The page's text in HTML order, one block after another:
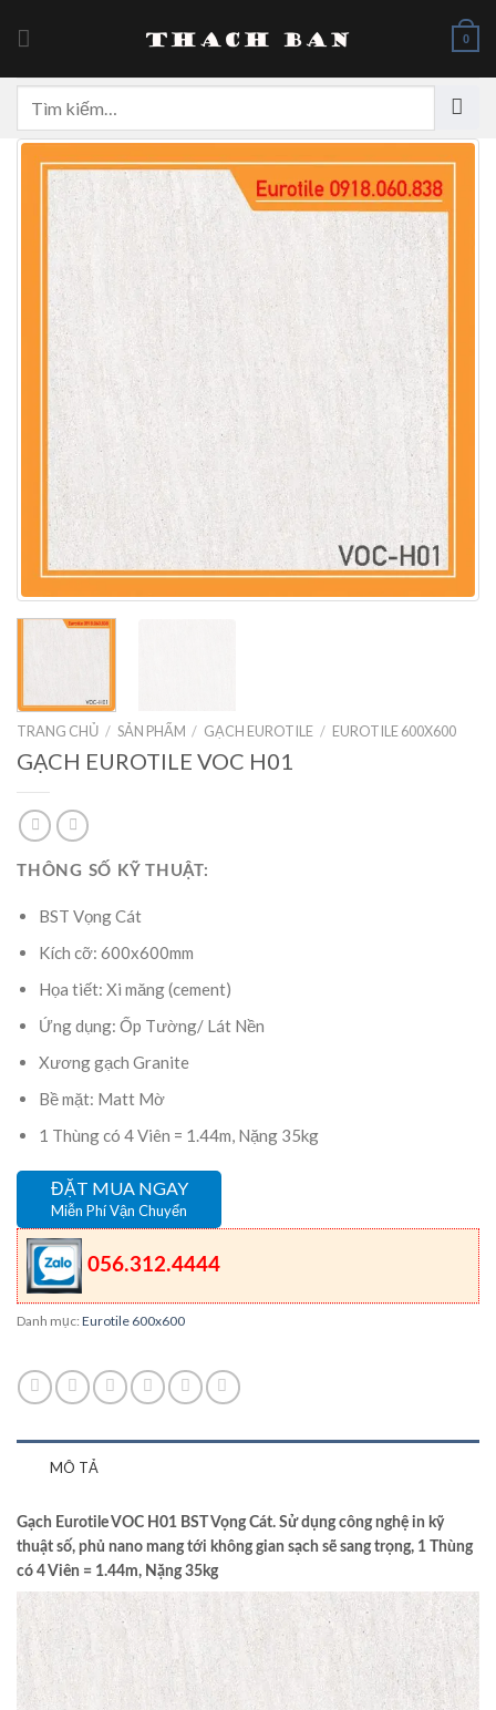
0
kiếm:
TRANG CHỦ / SẢN PHẨM / GẠCH EUROTILE / EUROTILE 600X600
GẠCH EUROTILE VOC H01
THÔNG SỐ KỸ THUẬT:
BST Vọng Cát
Kích cỡ: 600x600mm
Họa tiết: Xi măng (cement)
Ứng dụng: Ốp Tường/ Lát Nền
Xương gạch Granite
Bề mặt: Matt Mờ
1 Thùng có 4 Viên = 1.44m, Nặng 35kg
ĐẶT MUA NGAY
Miễn Phí Vận Chuyển
056.312.4444
Danh mục: Eurotile 600x600
MÔ TẢ
Gạch Eurotile VOC H01 BST Vọng Cát. Sử dụng công nghệ in kỹ
thuật số, phủ nano mang tới không gian sạch sẽ sang trọng, 1 Thùng
có 4 Viên = 1.44m, Nặng 35kg